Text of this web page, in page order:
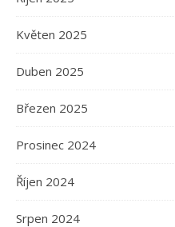
Květen 2025
Duben 2025
Březen 2025
Prosinec 2024
Říjen 2024
Srpen 2024